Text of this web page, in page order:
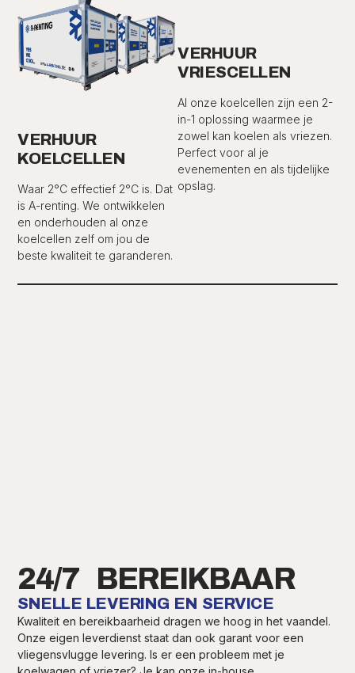
VERHUUR
KOELCELLEN
Waar 2°C effectief 2°C is. Dat
is A-renting. We ontwikkelen
en onderhouden al onze
koelcellen zelf om jou de
beste kwaliteit te garanderen.
VERHUUR
VRIESCELLEN
Al onze koelcellen zijn een 2-
in-1 oplossing waarmee je
zowel kan koelen als vriezen.
Perfect voor al je
evenementen en als tijdelijke
opslag.
24/7 BEREIKBAAR
SNELLE LEVERING EN SERVICE
Kwaliteit en bereikbaarheid dragen we hoog in het vaandel.
Onze eigen leverdienst staat dan ook garant voor een
vliegensvlugge levering. Is er een probleem met je